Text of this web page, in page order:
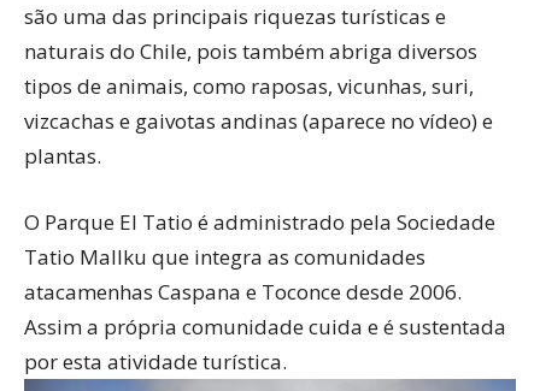
são uma das principais riquezas turísticas e
naturais do Chile, pois também abriga diversos
tipos de animais, como raposas, vicunhas, suri,
vizcachas e gaivotas andinas (aparece no vídeo) e
plantas.
O Parque El Tatio é administrado pela Sociedade
Tatio Mallku que integra as comunidades
atacamenhas Caspana e Toconce desde 2006.
Assim a própria comunidade cuida e é sustentada
por esta atividade turística.